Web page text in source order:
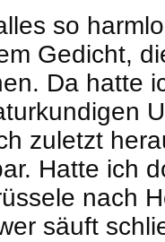
so
Gedicht,
Da hatte
zuletzt
Hatte ich
nach
säuft